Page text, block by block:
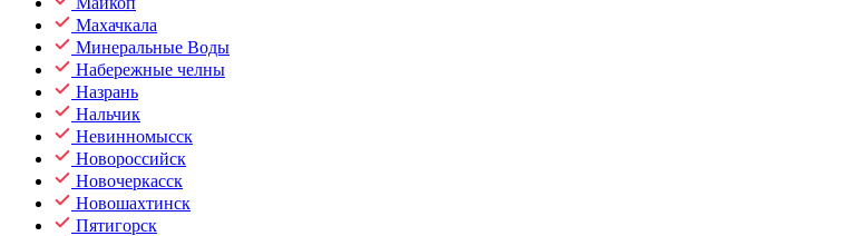
Махачкала
Минеральные Воды
Набережные челны
Назрань
Нальчик
Невинномысск
Новороссийск
Новочеркасск
Новошахтинск
Пятигорск